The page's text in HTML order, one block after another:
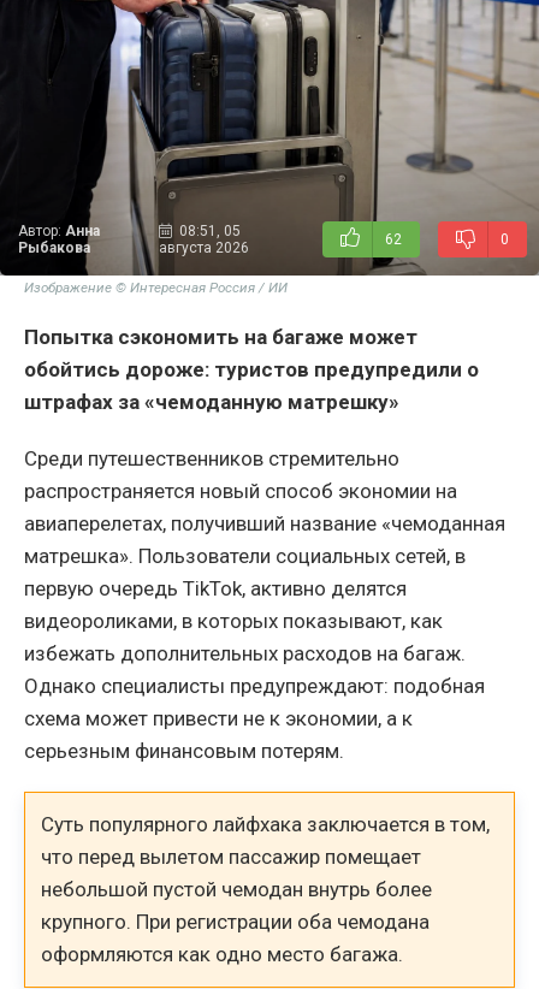
Автор: Анна
Рыбакова
08:51, 05
августа 2026
62 0
Изображение © Интересная Россия / ИИ
Попытка сэкономить на багаже может
обойтись дороже: туристов предупредили о
штрафах за «чемоданную матрешку»
Среди путешественников стремительно
распространяется новый способ экономии на
авиаперелетах, получивший название «чемоданная
матрешка». Пользователи социальных сетей, в
первую очередь TikTok, активно делятся
видеороликами, в которых показывают, как
избежать дополнительных расходов на багаж.
Однако специалисты предупреждают: подобная
схема может привести не к экономии, а к
серьезным финансовым потерям.
Суть популярного лайфхака заключается в том,
что перед вылетом пассажир помещает
небольшой пустой чемодан внутрь более
крупного. При регистрации оба чемодана
оформляются как одно место багажа.